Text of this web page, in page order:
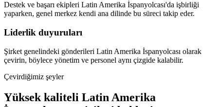
Destek ve başarı ekipleri Latin Amerika İspanyolcası'da işbirliği
yaparken, genel merkez kendi ana dilinde bu süreci takip eder.
Liderlik duyuruları
Şirket genelindeki gönderileri Latin Amerika İspanyolcası olarak
çevirin, böylece yönetim ve personel aynı çizgide kalabilir.
Çevirdiğimiz şeyler
Yüksek kaliteli Latin Amerika